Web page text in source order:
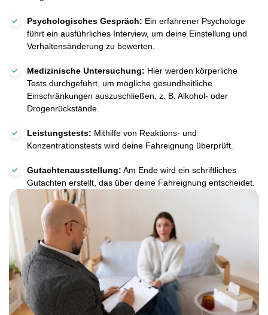
Psychologisches Gespräch: Ein erfahrener Psychologe
führt ein ausführliches Interview, um deine Einstellung und
Verhaltensänderung zu bewerten.
Medizinische Untersuchung: Hier werden körperliche
Tests durchgeführt, um mögliche gesundheitliche
Einschränkungen auszuschließen, z. B. Alkohol- oder
Drogenrückstände.
Leistungstests: Mithilfe von Reaktions- und
Konzentrationstests wird deine Fahreignung überprüft.
Gutachtenausstellung: Am Ende wird ein schriftliches
Gutachten erstellt, das über deine Fahreignung entscheidet.